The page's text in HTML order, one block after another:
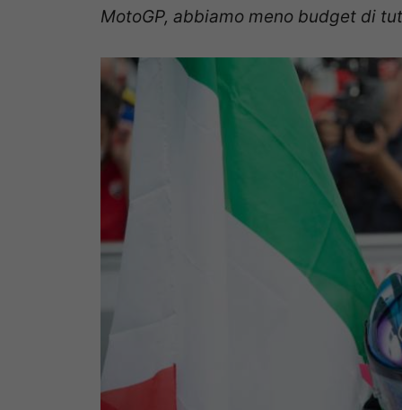
MotoGP, abbiamo meno budget di